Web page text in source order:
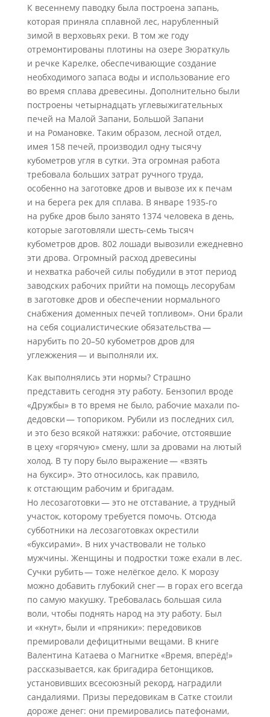
К весеннему паводку была построена запань,
которая приняла сплавной лес, нарубленный
зимой в верховьях реки. В том же году
отремонтированы плотины на озере Зюраткуль
и речке Карелке, обеспечивающие создание
необходимого запаса воды и использование его
во время сплава древесины. Дополнительно были
построены четырнадцать углевыжигательных
печей на Малой Запани, Большой Запани
и на Романовке. Таким образом, лесной отдел,
имея 158 печей, производил одну тысячу
кубометров угля в сутки. Эта огромная работа
требовала больших затрат ручного труда,
особенно на заготовке дров и вывозе их к печам
и на берега рек для сплава. В январе 1935‑го
на рубке дров было занято 1374 человека в день,
которые заготовляли шесть-семь тысяч
кубометров дров. 802 лошади вывозили ежедневно
эти дрова. Огромный расход древесины
и нехватка рабочей силы побудили в этот период
заводских рабочих прийти на помощь лесорубам
в заготовке дров и обеспечении нормального
снабжения доменных печей топливом». Они брали
на себя социалистические обязательства —
нарубить по 20–50 кубометров дров для
углежжения — и выполняли их.
Как выполнялись эти нормы? Страшно
представить сегодня эту работу. Бензопил вроде
«Дружбы» в то время не было, рабочие махали по-
дедовски — топориком. Рубили из последних сил,
и это безо всякой натяжки: рабочие, отстоявшие
в цеху «горячую» смену, шли за дровами на лютый
холод. В ту пору было выражение — «взять
на буксир». Это относилось, как правило,
к отстающим рабочим и бригадам.
Но лесозаготовки — это не отставание, а трудный
участок, которому требуется помочь. Отсюда
субботники на лесозаготовках окрестили
«буксирами». В них участвовали не только
мужчины. Женщины и подростки тоже ехали в лес.
Сучки рубить — тоже нелёгкое дело. К морозу
можно добавить глубокий снег — в горах его всегда
по самую макушку. Требовалась большая сила
воли, чтобы поднять народ на эту работу. Был
и «кнут», были и «пряники»: передовиков
премировали дефицитными вещами. В книге
Валентина Катаева о Магнитке «Время, вперёд!»
рассказывается, как бригадира бетонщиков,
установивших всесоюзный рекорд, наградили
сандалиями. Призы передовикам в Сатке стоили
дороже денег: они премировались патефонами,